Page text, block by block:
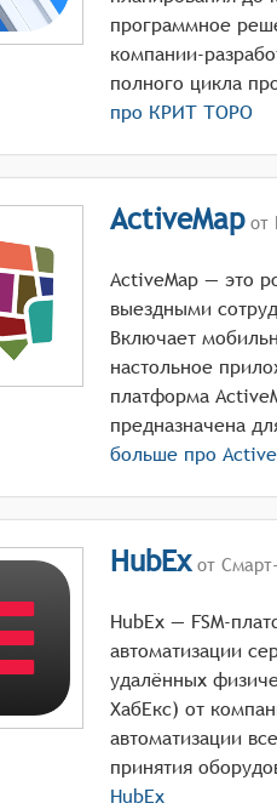
программное
компании-
про КРИТ ТОРО
ActiveMapот
ActiveMap — это
выездными
Включает
настольное
платформа
больше про
HubExот
HubEx — FSM-
автоматизации
удалённых
ХабЕкс) от
автоматизации
HubEx